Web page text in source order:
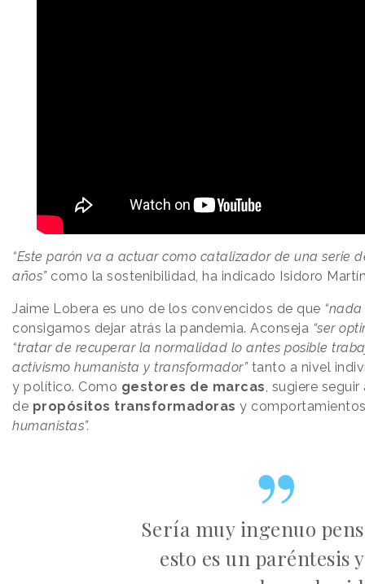
“Este parón va a actuar como catalizador de una serie
años”como la sostenibilidad, ha indicado Isidoro
Jaime Lobera es uno de los convencidos de que
consigamos dejar atrás la pandemia. Aconseja “ser
“tratar de recuperar la normalidad lo antes posible
activismo humanista y transformador”tanto a nivel
y político. Como gestores de marcas, sugiere
de propósitos transformadoras y
humanistas”.
Sería muy ingenuo
esto es un paréntesis